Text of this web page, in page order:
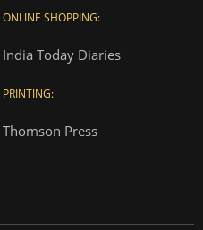
ONLINE SHOPPING:
India Today Diaries
PRINTING:
Thomson Press